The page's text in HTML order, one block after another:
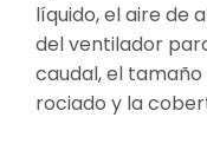
líquido, el aire de
del ventilador
caudal, el
rociado y la